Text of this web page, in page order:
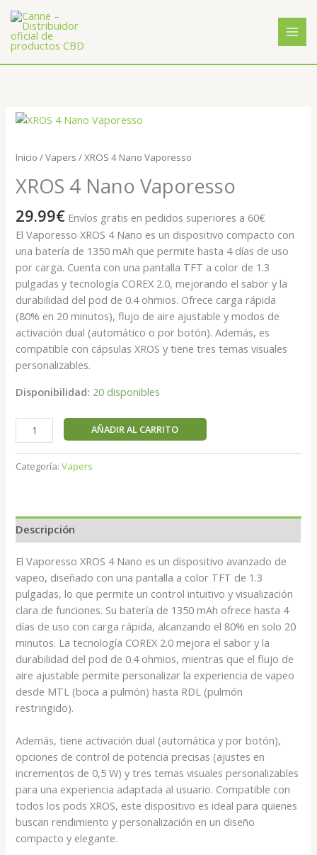
contenido
Inicio /Vapers / XROS 4 Nano Vaporesso
XROS 4 Nano Vaporesso
29.99€ Envíos gratis en pedidos superiores a 60€
El Vaporesso XROS 4 Nano es un dispositivo compacto con
una batería de 1350 mAh que permite hasta 4 días de uso
por carga. Cuenta con una pantalla TFT a color de 1.3
pulgadas y tecnología COREX 2.0, mejorando el sabor y la
durabilidad del pod de 0.4 ohmios. Ofrece carga rápida
(80% en 20 minutos), flujo de aire ajustable y modos de
activación dual (automático o por botón). Además, es
compatible con cápsulas XROS y tiene tres temas visuales
personalizables.
Disponibilidad: 20 disponibles
XROS
Nano
cantidad
AÑADIR AL CARRITO
Categoría:Vapers
Descripción
El Vaporesso XROS 4 Nano es un dispositivo avanzado de
vapeo, diseñado con una pantalla a color TFT de 1.3
pulgadas, lo que permite un control intuitivo y visualización
clara de funciones. Su batería de 1350 mAh ofrece hasta 4
días de uso con carga rápida, alcanzando el 80% en solo 20
minutos. La tecnología COREX 2.0 mejora el sabor y la
durabilidad del pod de 0.4 ohmios, mientras que el flujo de
aire ajustable permite personalizar la experiencia de vapeo
desde MTL (boca a pulmón) hasta RDL (pulmón
restringido).
Además, tiene activación dual (automática y por botón),
opciones de control de potencia precisas (ajustes en
incrementos de 0,5 W) y tres temas visuales personalizables
para una experiencia adaptada al usuario. Compatible con
todos los pods XROS, este dispositivo es ideal para quienes
buscan rendimiento y personalización en un diseño
compacto y elegante.